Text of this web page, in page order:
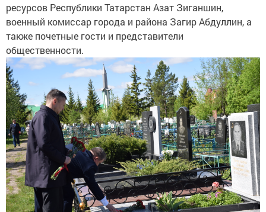
ресурсов Республики Татарстан Азат Зиганшин,
военный комиссар города и района Загир Абдуллин, а
также почетные гости и представители
общественности.